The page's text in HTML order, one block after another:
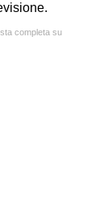
completa su